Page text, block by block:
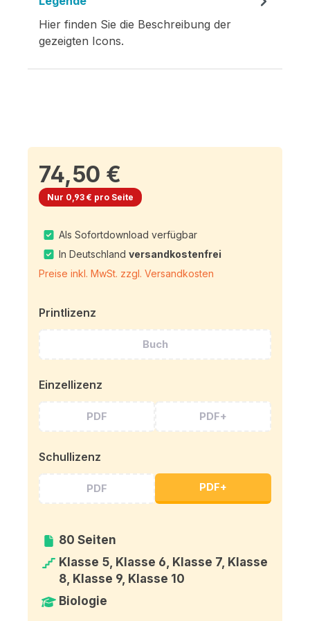
Hier finden Sie die Beschreibung der
gezeigten Icons.
74,50 €
Nur 0,93 € pro Seite
Als Sofortdownload verfügbar
In Deutschlandversandkostenfrei
Preise inkl. MwSt. zzgl. Versandkosten
Printlizenz
Buch
Einzellizenz
PDF PDF+
Schullizenz
PDF PDF+
80 Seiten
Klasse 5, Klasse 6, Klasse 7, Klasse
8, Klasse 9, Klasse 10
Biologie